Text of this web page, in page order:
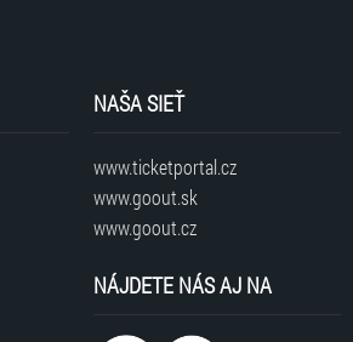
NAŠA SIEŤ
www.ticketportal.cz
www.goout.sk
www.goout.cz
NÁJDETE NÁS AJ NA